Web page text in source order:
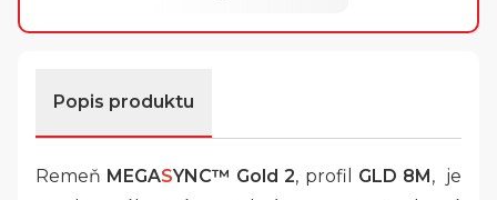
Popis produktu
Remeň MEGASYNC™ Gold 2, profil GLD 8M , je